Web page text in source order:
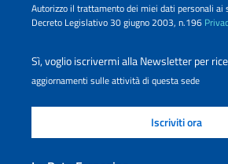
Autorizzo il trattamento dei miei dati personali ai
Decreto Legislativo 30 giugno 2003, n.196
Sì, voglio iscrivermi alla Newsletter per
aggiornamenti sulle attività di questa sede